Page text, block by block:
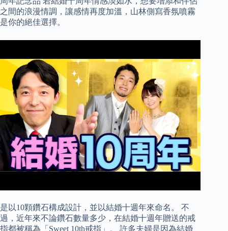
之間的浪漫情調，讓感情再度加溫，山林側寫香氛噴霧
是你的絕佳選擇。
是以10顆鑽石構成設計，並以結婚十週年來命名。 不
過，近年來不論鑽石數量多少，在結婚十週年贈送的戒
指都被稱為「Sweet 10th戒指」。 許多夫婦是因為結婚